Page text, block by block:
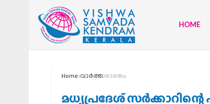
HOME
Home വാര്‍ത്ത ഭാരതം
മധ്യപ്രദേശ്